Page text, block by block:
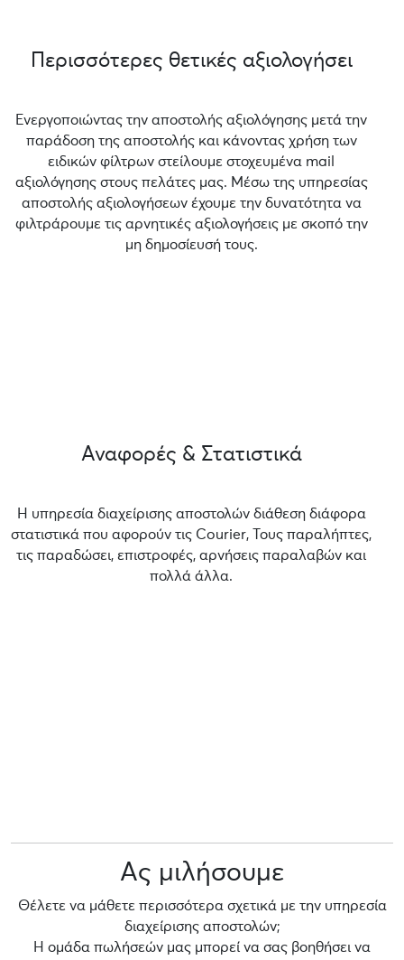
Περισσότερες θετικές αξιολογήσει
Ενεργοποιώντας την αποστολής αξιολόγησης μετά την
παράδοση της αποστολής και κάνοντας χρήση των
ειδικών φίλτρων στείλουμε στοχευμένα mail
αξιολόγησης στους πελάτες μας. Μέσω της υπηρεσίας
αποστολής αξιολογήσεων έχουμε την δυνατότητα να
φιλτράρουμε τις αρνητικές αξιολογήσεις με σκοπό την
μη δημοσίευσή τους.
Αναφορές & Στατιστικά
Η υπηρεσία διαχείρισης αποστολών διάθεση διάφορα
στατιστικά που αφορούν τις Courier, Τους παραλήπτες,
τις παραδώσει, επιστροφές, αρνήσεις παραλαβών και
πολλά άλλα.
Ας μιλήσουμε
Θέλετε να μάθετε περισσότερα σχετικά με την υπηρεσία
διαχείρισης αποστολών;
Η ομάδα πωλήσεών μας μπορεί να σας βοηθήσει να